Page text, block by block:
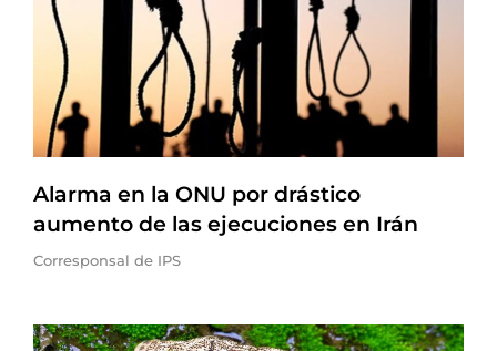
Alarma en la ONU por drástico
aumento de las ejecuciones en Irán
Corresponsal de IPS